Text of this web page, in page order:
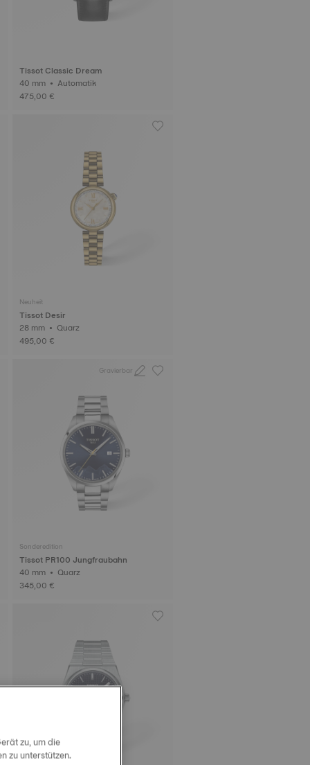
Tissot Classic Dream
40 mm • Automatik
475,00 €
Neuheit
Tissot Desir
28 mm • Quarz
495,00 €
Gravierbar
Sonderedition
Tissot PR100 Jungfraubahn
40 mm • Quarz
345,00 €
zu, um die
zu unterstützen.